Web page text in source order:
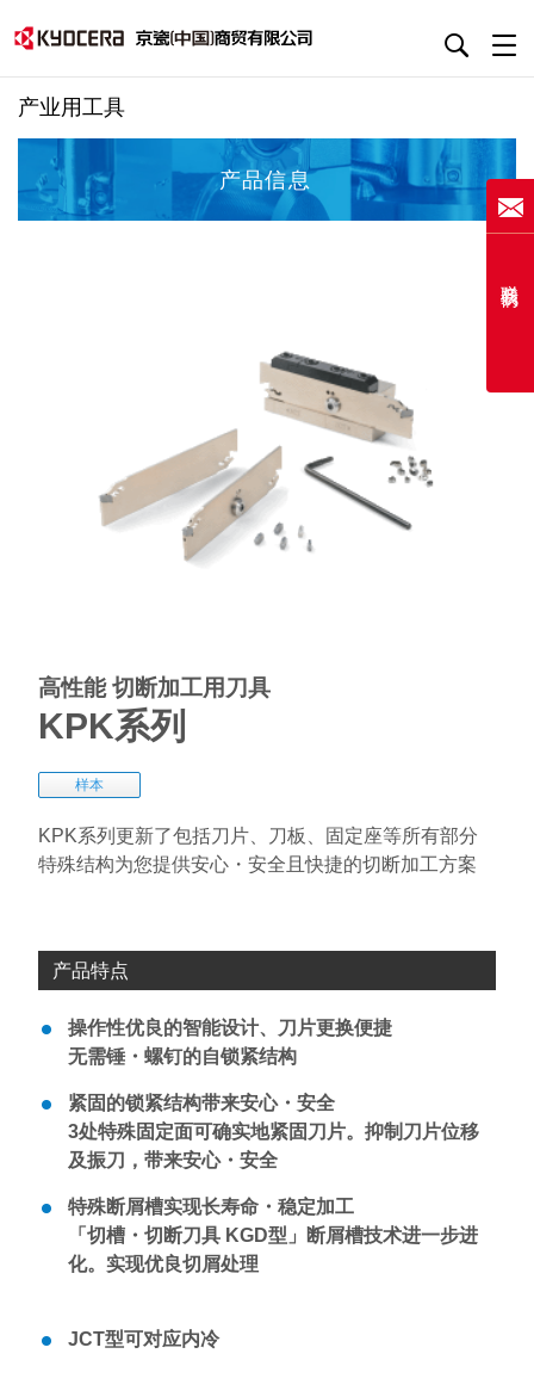
产业用工具
产品信息
高性能 切断加工用刀具
KPK系列
样本
KPK系列更新了包括刀片、刀板、固定座等所有部分
特殊结构为您提供安心・安全且快捷的切断加工方案
产品特点
操作性优良的智能设计、刀片更换便捷
无需锤・螺钉的自锁紧结构
紧固的锁紧结构带来安心・安全
3处特殊固定面可确实地紧固刀片。抑制刀片位移
及振刀，带来安心・安全
特殊断屑槽实现长寿命・稳定加工
「切槽・切断刀具 KGD型」断屑槽技术进一步进
化。实现优良切屑处理
JCT型可对应内冷